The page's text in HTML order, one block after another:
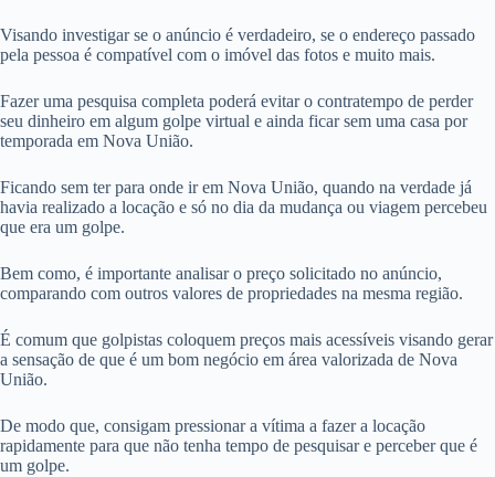
Visando investigar se o anúncio é verdadeiro, se o endereço passado
pela pessoa é compatível com o imóvel das fotos e muito mais.
Fazer uma pesquisa completa poderá evitar o contratempo de perder
seu dinheiro em algum golpe virtual e ainda ficar sem uma casa por
temporada em Nova União.
Ficando sem ter para onde ir em Nova União, quando na verdade já
havia realizado a locação e só no dia da mudança ou viagem percebeu
que era um golpe.
Bem como, é importante analisar o preço solicitado no anúncio,
comparando com outros valores de propriedades na mesma região.
É comum que golpistas coloquem preços mais acessíveis visando gerar
a sensação de que é um bom negócio em área valorizada de Nova
União.
De modo que, consigam pressionar a vítima a fazer a locação
rapidamente para que não tenha tempo de pesquisar e perceber que é
um golpe.